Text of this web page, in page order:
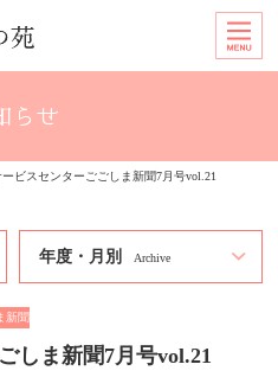
ビスセンターごごしま新聞7月号vol.21
年度・月別 Archive
新聞
しま新聞7月号vol.21